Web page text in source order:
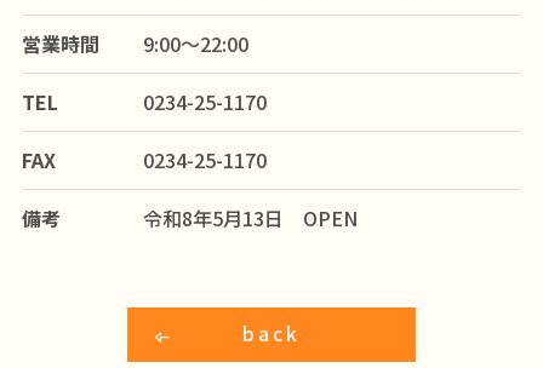
営業時間
9:00～22:00
TEL
0234-25-1170
FAX
0234-25-1170
備考
令和8年5月13日 OPEN
back